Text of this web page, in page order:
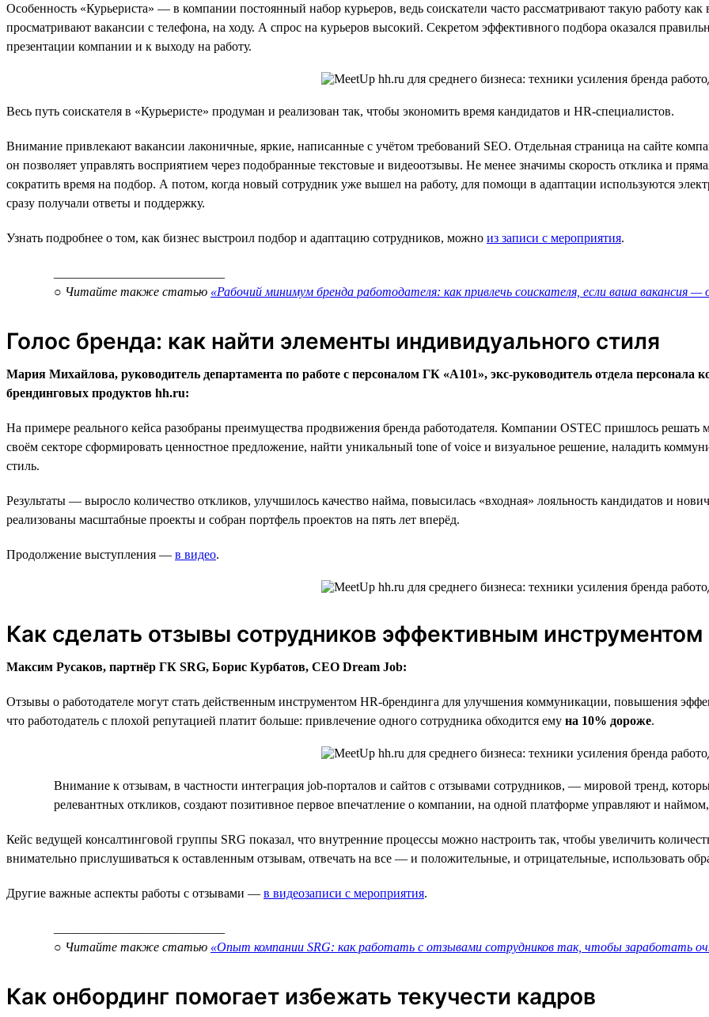
Особенность «Курьериста» — в компании постоянный набор курьеров, ведь соискатели часто рассматривают такую работу
просматривают вакансии с телефона, на ходу. А спрос на курьеров высокий. Секретом эффективного подбора оказался
презентации компании и к выходу на работу.
Весь путь соискателя в «Курьеристе» продуман и реализован так, чтобы экономить время кандидатов и HR-специалистов.
Внимание привлекают вакансии лаконичные, яркие, написанные с учётом требований SEO. Отдельная страница на сайте
он позволяет управлять восприятием через подобранные текстовые и видеоотзывы. Не менее значимы скорость отклика и
сократить время на подбор. А потом, когда новый сотрудник уже вышел на работу, для помощи в адаптации используются
сразу получали ответы и поддержку.
Узнать подробнее о том, как бизнес выстроил подбор и адаптацию сотрудников, можно из записи с мероприятия.
○ Читайте также статью «Рабочий минимум бренда работодателя: как привлечь соискателя, если ваша вакансия —
Голос бренда: как найти элементы индивидуального стиля
Мария Михайлова, руководитель департамента по работе с персоналом ГК «А101», экс-руководитель отдела
брендинговых продуктов hh.ru:
На примере реального кейса разобраны преимущества продвижения бренда работодателя. Компании OSTEC пришлось решать
своём секторе сформировать ценностное предложение, найти уникальный tone of voice и визуальное решение, наладить
стиль.
Результаты — выросло количество откликов, улучшилось качество найма, повысилась «входная» лояльность кандидатов и
реализованы масштабные проекты и собран портфель проектов на пять лет вперёд.
Продолжение выступления — в видео.
Как сделать отзывы сотрудников эффективным инструментом
Максим Русаков, партнёр ГК SRG, Борис Курбатов, CEO Dream Job:
Отзывы о работодателе могут стать действенным инструментом HR-брендинга для улучшения коммуникации, повышения
что работодатель с плохой репутацией платит больше: привлечение одного сотрудника обходится ему на 10% дороже.
Внимание к отзывам, в частности интеграция job-порталов и сайтов с отзывами сотрудников, — мировой тренд,
релевантных откликов, создают позитивное первое впечатление о компании, на одной платформе управляют и
Кейс ведущей консалтинговой группы SRG показал, что внутренние процессы можно настроить так, чтобы увеличить
внимательно прислушиваться к оставленным отзывам, отвечать на все — и положительные, и отрицательные, использовать
Другие важные аспекты работы с отзывами — в видеозаписи с мероприятия.
○ Читайте также статью «Опыт компании SRG: как работать с отзывами сотрудников так, чтобы заработать
Как онбординг помогает избежать текучести кадров